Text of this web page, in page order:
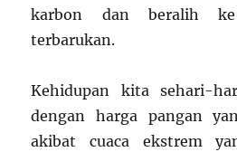
karbon dan beralih
terbarukan.
Kehidupan kita sehari-
dengan harga pangan
akibat cuaca ekstrem